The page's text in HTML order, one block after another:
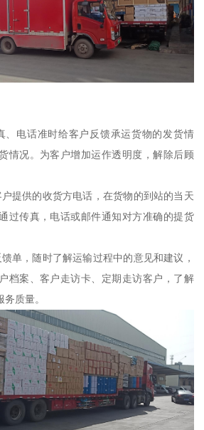
、电话准时给客户反馈承运货物的发货情
情况。为客户增加运作透明度，解除后顾
提供的收货方电话，在货物的到站的当天
过传真，电话或邮件通知对方准确的提货
单，随时了解运输过程中的意见和建议，
档案、客户走访卡、定期走访客户，了解
质量。